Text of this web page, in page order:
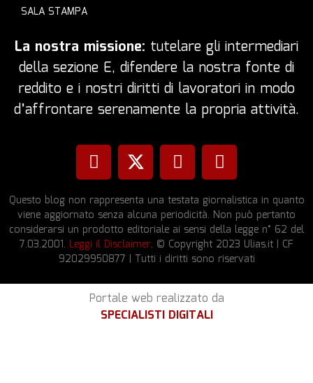
SALA STAMPA
La nostra missione: tutelare gli intermediari
della sezione E, difendere la nostra fonte di
reddito e i nostri diritti di lavoratori in modo
d’affrontare serenamente la propria attività.
Questo blog non rappresenta una testata giornalistica in quanto
viene aggiornato senza alcuna periodicità. Non può pertanto
considerarsi un prodotto editoriale ai sensi della legge n° 62 del
7.03.2001. Leggi il Disclaimer. © Copyright 2023 Ulias.it | CF
92029950877 | Tutti i diritti sono riservati
Portale web realizzato da
SPECIALISTI DIGITALI